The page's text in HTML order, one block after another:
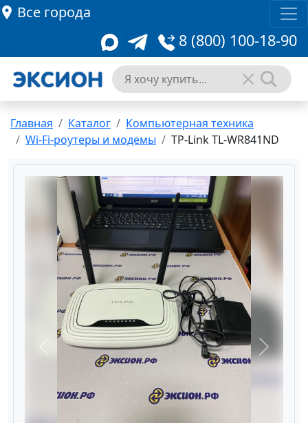
Все города
8 (800) 100-18-90
Главная Каталог
Компьютерная техника
Wi-Fi-роутеры и модемы
TP-Link TL-WR841ND
Назад Вперёд